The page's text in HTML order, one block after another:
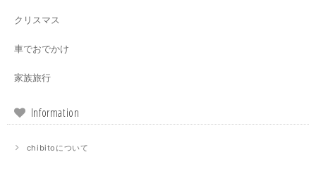
クリスマス
車でおでかけ
家族旅行
Information
chibitoについて